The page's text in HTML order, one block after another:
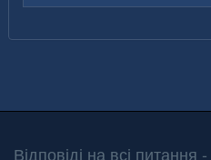
Відповіді на всі питання